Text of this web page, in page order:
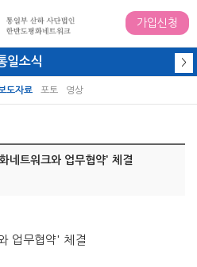
가입신청
일소식 >
도자료 포토 영상
네트워크와 업무협약' 체결
업무협약' 체결